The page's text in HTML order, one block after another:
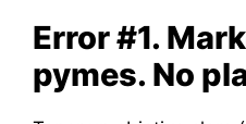
Error #1.
pymes. No